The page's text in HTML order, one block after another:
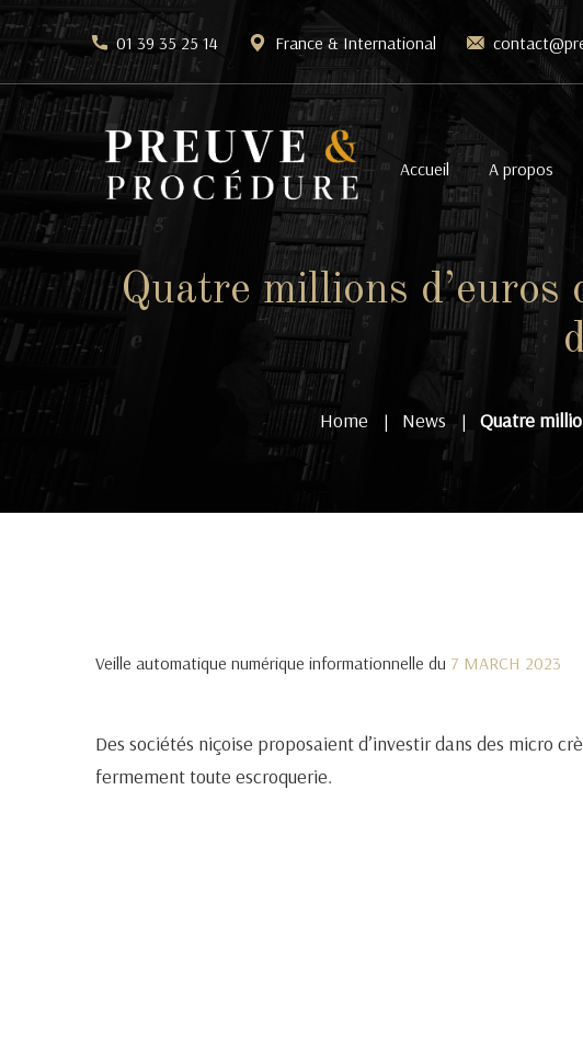
01 39 35 25 14 France & International
Accueil A propos
Quatre millions d’euros
Home | News | Quatre
Veille automatique numérique informationnelle du 7 MARCH 2023
Des sociétés niçoise proposaient d’investir dans des micro
fermement toute escroquerie.